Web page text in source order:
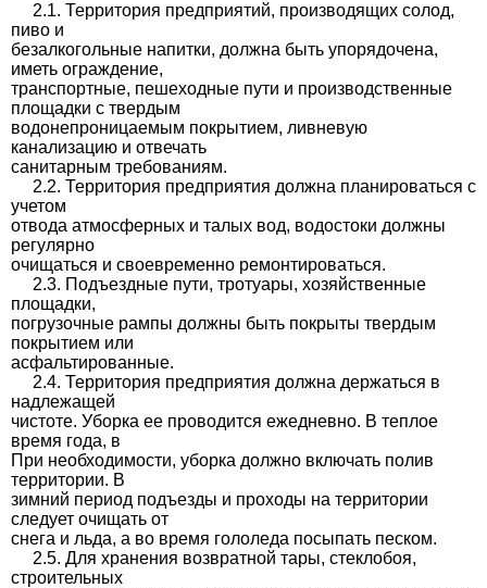
2.1. Территория предприятий, производящих солод,
пиво и
безалкогольные напитки, должна быть упорядочена,
иметь ограждение,
транспортные, пешеходные пути и производственные
площадки с твердым
водонепроницаемым покрытием, ливневую
канализацию и отвечать
санитарным требованиям.
2.2. Территория предприятия должна планироваться с
учетом
отвода атмосферных и талых вод, водостоки должны
регулярно
очищаться и своевременно ремонтироваться.
2.3. Подъездные пути, тротуары, хозяйственные
площадки,
погрузочные рампы должны быть покрыты твердым
покрытием или
асфальтированные.
2.4. Территория предприятия должна держаться в
надлежащей
чистоте. Уборка ее проводится ежедневно. В теплое
время года, в
При необходимости, уборка должно включать полив
территории. В
зимний период подъезды и проходы на территории
следует очищать от
снега и льда, а во время гололеда посыпать песком.
2.5. Для хранения возвратной тары, стеклобоя,
строительных